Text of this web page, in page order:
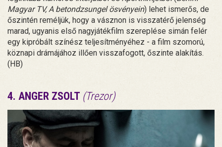
Magyar TV, A betondzsungel ösvényein) lehet ismerős, de
őszintén reméljük, hogy a vásznon is visszatérő jelenség
marad, ugyanis első nagyjátékfilm szereplése simán felér
egy kipróbált színész teljesítményéhez - a film szomorú,
köznapi drámájához illően visszafogott, őszinte alakítás.
(HB)
4. ANGER ZSOLT (Trezor)